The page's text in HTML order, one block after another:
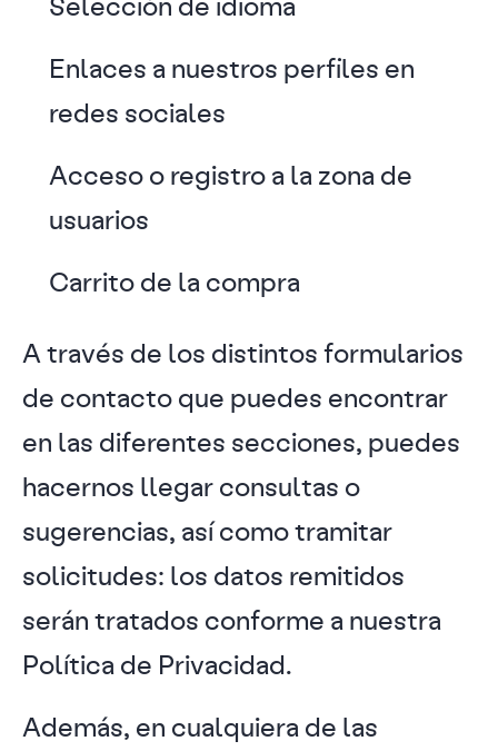
Enlaces a nuestros perfiles en
redes sociales
Acceso o registro a la zona de
usuarios
Carrito de la compra
A través de los distintos formularios
de contacto que puedes encontrar
en las diferentes secciones, puedes
hacernos llegar consultas o
sugerencias, así como tramitar
solicitudes: los datos remitidos
serán tratados conforme a nuestra
Política de Privacidad.
Además, en cualquiera de las